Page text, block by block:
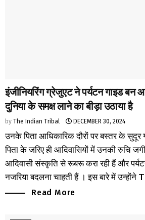
इंजीनियरिंग ग्रेजुएट ने पर्यटन गाइड बन
दुनिया के समक्ष लाने का बीड़ा उठाया है
by The Indian Tribal DECEMBER 30, 2024
उनके पिता आधिकारिक दौरों पर बस्तर के सुदूर
पिता के जरिए ही आदिवासियों में उनकी रुचि
आदिवासी संस्कृति से रूबरू करा रही हैं और
नजरिया बदलना चाहती हैं । इस बारे में उन्होंने
Read More